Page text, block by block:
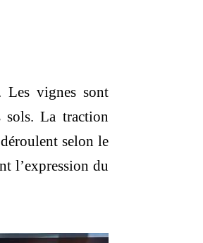
Les vignes sont
sols. La traction
selon le
l’expression du